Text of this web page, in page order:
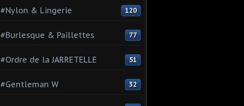
#Nylon & Lingerie 120
#Burlesque & Paillettes 77
#Ordre de la JARRETELLE 51
#Gentleman W 32